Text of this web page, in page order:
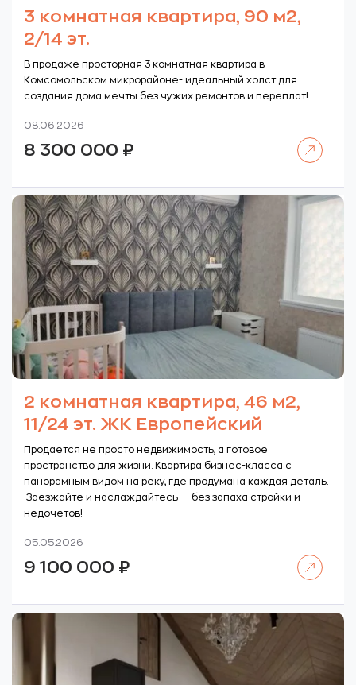
3 комнатная квартира, 90 м2,
2/14 эт.
В продаже просторная 3 комнатная квартира в
Комсомольском микрорайоне- идеальный холст для
создания дома мечты без чужих ремонтов и переплат!
08.06.2026
8 300 000 ₽
2 комнатная квартира, 46 м2,
11/24 эт. ЖК Европейский
Продается не просто недвижимость, а готовое
пространство для жизни. Квартира бизнес-класса с
панорамным видом на реку, где продумана каждая деталь.
Заезжайте и наслаждайтесь — без запаха стройки и
недочетов!
05.05.2026
9 100 000 ₽